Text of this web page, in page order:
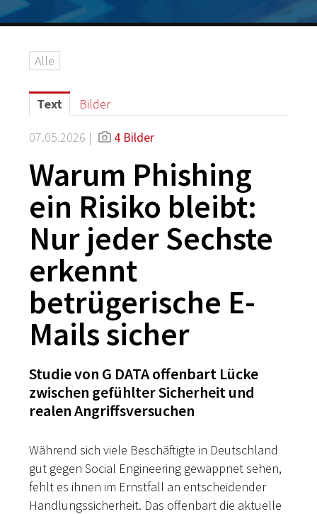
Logos
IT-Security
G DATA Campus
Kontakt
Alle
Text Bilder
07.05.2026 | 4 Bilder
Warum Phishing
ein Risiko bleibt:
Nur jeder Sechste
erkennt
betrügerische E-
Mails sicher
Studie von G DATA offenbart Lücke
zwischen gefühlter Sicherheit und
realen Angriffsversuchen
Während sich viele Beschäftigte in Deutschland
gut gegen Social Engineering gewappnet sehen,
fehlt es ihnen im Ernstfall an entscheidender
Handlungssicherheit. Das offenbart die aktuelle